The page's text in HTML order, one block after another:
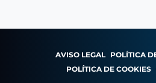
AVISO LEGAL POLÍTICA
POLÍTICA DE COOKIES